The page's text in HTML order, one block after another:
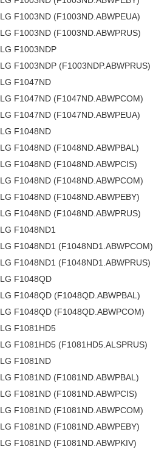
LG F1003ND (F1003ND.ABWPEUA)
LG F1003ND (F1003ND.ABWPRUS)
LG F1003NDP
LG F1003NDP (F1003NDP.ABWPRUS)
LG F1047ND
LG F1047ND (F1047ND.ABWPCOM)
LG F1047ND (F1047ND.ABWPEUA)
LG F1048ND
LG F1048ND (F1048ND.ABWPBAL)
LG F1048ND (F1048ND.ABWPCIS)
LG F1048ND (F1048ND.ABWPCOM)
LG F1048ND (F1048ND.ABWPEBY)
LG F1048ND (F1048ND.ABWPRUS)
LG F1048ND1
LG F1048ND1 (F1048ND1.ABWPCOM)
LG F1048ND1 (F1048ND1.ABWPRUS)
LG F1048QD
LG F1048QD (F1048QD.ABWPBAL)
LG F1048QD (F1048QD.ABWPCOM)
LG F1081HD5
LG F1081HD5 (F1081HD5.ALSPRUS)
LG F1081ND
LG F1081ND (F1081ND.ABWPBAL)
LG F1081ND (F1081ND.ABWPCIS)
LG F1081ND (F1081ND.ABWPCOM)
LG F1081ND (F1081ND.ABWPEBY)
LG F1081ND (F1081ND.ABWPKIV)